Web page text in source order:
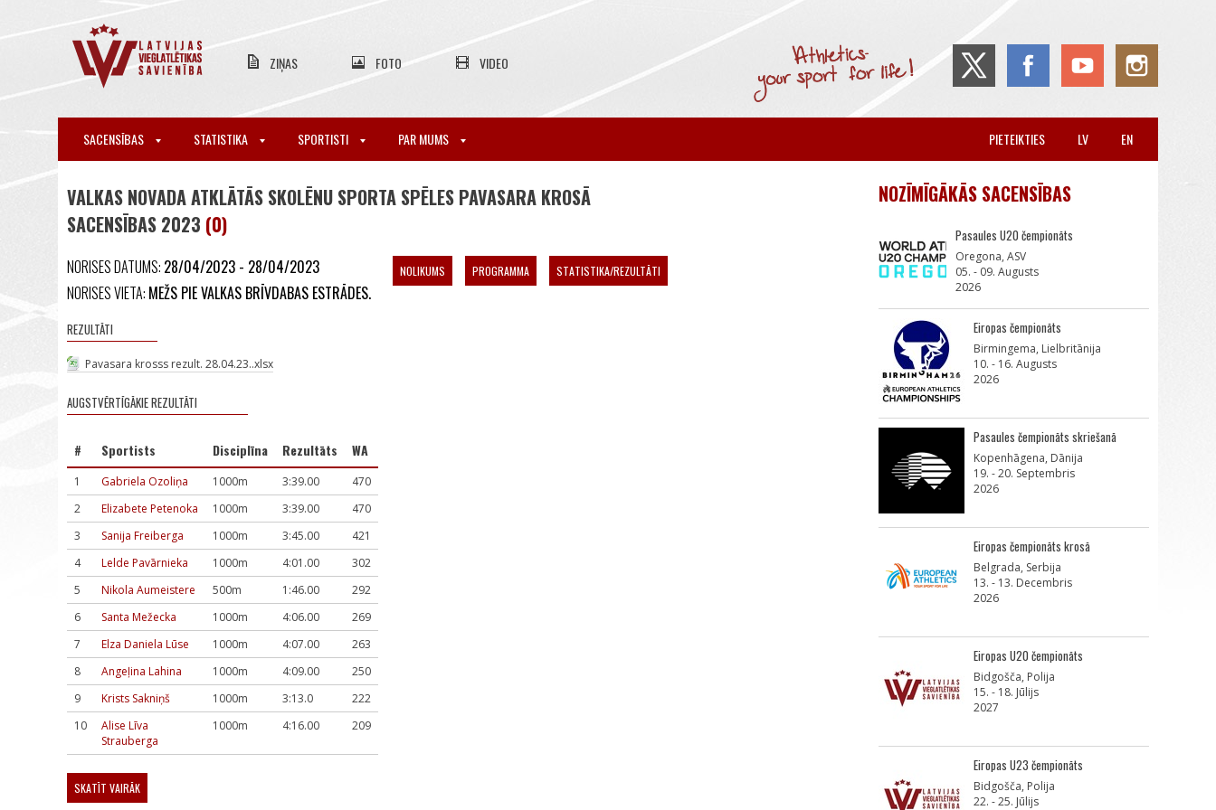
ZIŅAS FOTO VIDEO
SACENSĪBAS STATISTIKA SPORTISTI PAR MUMS EN
LV
PIETEIKTIES
VALKAS NOVADA ATKLĀTĀS SKOLĒNU SPORTA SPĒLES PAVASARA KROSĀ
SACENSĪBAS 2023 (0)
NORISES DATUMS: 28/04/2023 - 28/04/2023
NORISES VIETA: MEŽS PIE VALKAS BRĪVDABAS ESTRĀDES.
REZULTĀTI
Pavasara krosss rezult. 28.04.23..xlsx
AUGSTVĒRTĪGĀKIE REZULTĀTI
# Sportists Disciplīna Rezultāts WA
1 Gabriela Ozoliņa 1000m 3:39.00
470
2
Elizabete Petenoka 1000m 3:39.00
470
3
Sanija Freiberga 1000m 3:45.00
421
4
Lelde Pavārnieka 1000m 4:01.00
302
5
Nikola Aumeistere 500m 1:46.00
292
6
Santa Mežecka 1000m 4:06.00
269
7
Elza Daniela Lūse 1000m 4:07.00
263
8
Angeļina Lahina 1000m 4:09.00
250
9
Krists Sakniņš 1000m 3:13.0
222
10
Alise Līva
Strauberga
1000m 4:16.00 209
SKATĪT VAIRĀK
NOLIKUMS PROGRAMMA STATISTIKA/REZULTĀTI
NOZĪMĪGĀKĀS SACENSĪBAS
Pasaules U20 čempionāts
Oregona, ASV
05. - 09. Augusts
2026
Eiropas čempionāts
Birmingema, Lielbritānija
10. - 16. Augusts
2026
Pasaules čempionāts skriešanā
Kopenhāgena, Dānija
19. - 20. Septembris
2026
Eiropas čempionāts krosā
Belgrada, Serbija
13. - 13. Decembris
2026
Eiropas U20 čempionāts
Bidgošča, Polija
15. - 18. Jūlijs
2027
Eiropas U23 čempionāts
Bidgošča, Polija
22. - 25. Jūlijs